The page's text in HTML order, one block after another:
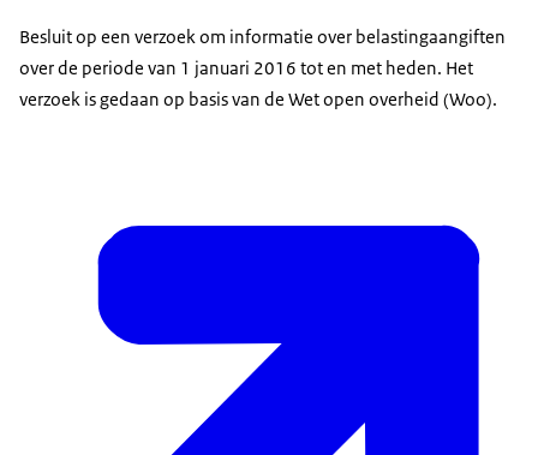
Besluit op een verzoek om informatie over belastingaangiften
over de periode van 1 januari 2016 tot en met heden. Het
verzoek is gedaan op basis van de Wet open overheid (Woo).